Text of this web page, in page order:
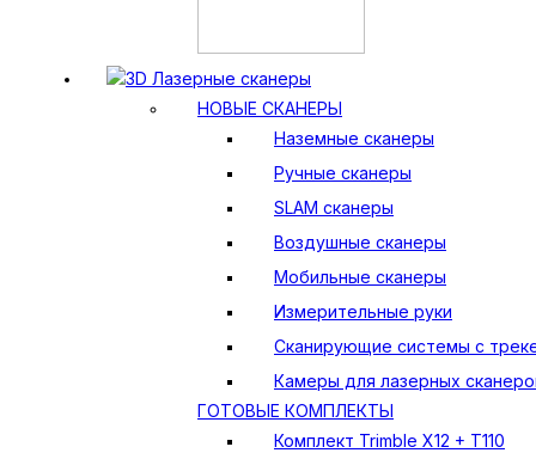
3D Лазерные сканеры
НОВЫЕ СКАНЕРЫ
Наземные сканеры
Ручные сканеры
SLAM сканеры
Воздушные сканеры
Мобильные сканеры
Измерительные руки
Сканирующие системы с
Камеры для лазерных
ГОТОВЫЕ КОМПЛЕКТЫ
Комплект Trimble X12 + T110